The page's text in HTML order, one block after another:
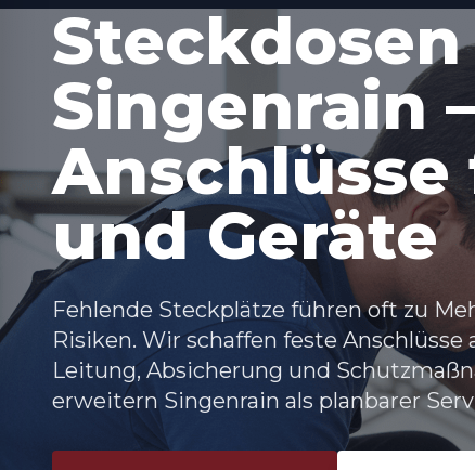
Singenrain
und Geräte
Fehlende Steckplätze führen oft zu
Risiken. Wir schaffen feste
Leitung, Absicherung und
erweitern Singenrain als planbarer